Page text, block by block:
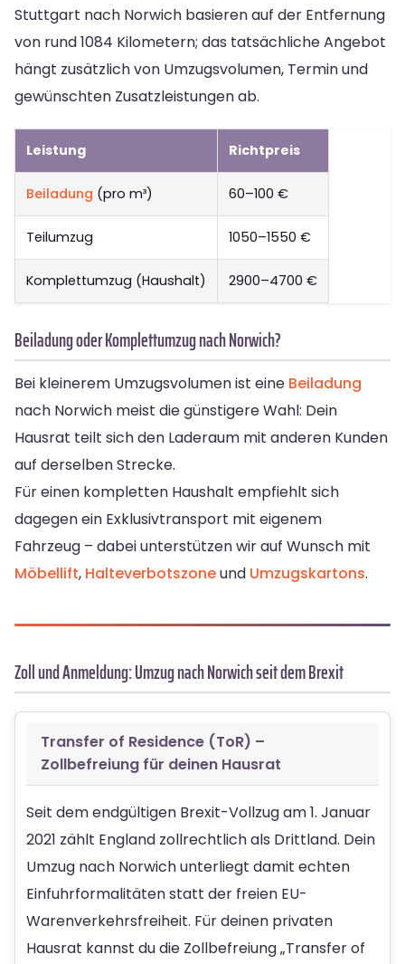
Stuttgart nach Norwich basieren auf der Entfernung
von rund 1084 Kilometern; das tatsächliche Angebot
hängt zusätzlich von Umzugsvolumen, Termin und
gewünschten Zusatzleistungen ab.
Leistung Richtpreis
Beiladung (pro m³) 60–100 €
Teilumzug 1050–1550 €
Komplettumzug (Haushalt) 2900–4700 €
Beiladung oder Komplettumzug nach Norwich?
Bei kleinerem Umzugsvolumen ist eine Beiladung
nach Norwich meist die günstigere Wahl: Dein
Hausrat teilt sich den Laderaum mit anderen Kunden
auf derselben Strecke.
Für einen kompletten Haushalt empfiehlt sich
dagegen ein Exklusivtransport mit eigenem
Fahrzeug – dabei unterstützen wir auf Wunsch mit
Möbellift, Halteverbotszoneund Umzugskartons.
Zoll und Anmeldung: Umzug nach Norwich seit dem Brexit
Transfer of Residence (ToR) –
Zollbefreiung für deinen Hausrat
Seit dem endgültigen Brexit-Vollzug am 1. Januar
2021 zählt England zollrechtlich als Drittland. Dein
Umzug nach Norwich unterliegt damit echten
Einfuhrformalitäten statt der freien EU-
Warenverkehrsfreiheit. Für deinen privaten
Hausrat kannst du die Zollbefreiung „Transfer of